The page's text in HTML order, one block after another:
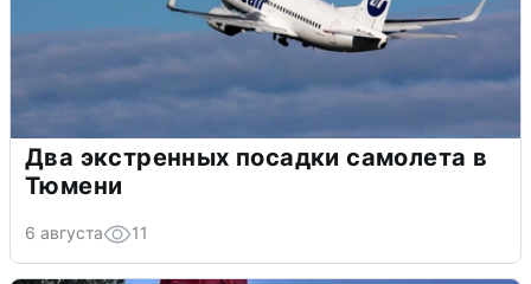
Два экстренных посадки самолета в
Тюмени
6 августа 11